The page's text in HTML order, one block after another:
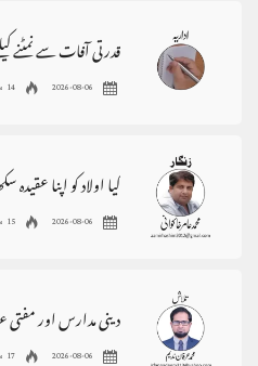
قدرتی آفات سے نمٹنے
2026-08-06 14 مناظر
کیا اولاد کو اپنا عقیدہ
2026-08-06 15 مناظر
دینی مدارس اور
2026-08-06 17 مناظر